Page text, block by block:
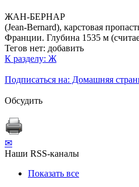
ЖАН-БЕРНАР
(Jean-Bernard), карстовая
Франции. Глубина 1535 м
Тегов нет: добавить
К разделу: Ж
Подписаться на: Домашняя
Обсудить
✉
Наши RSS-каналы
Показать все